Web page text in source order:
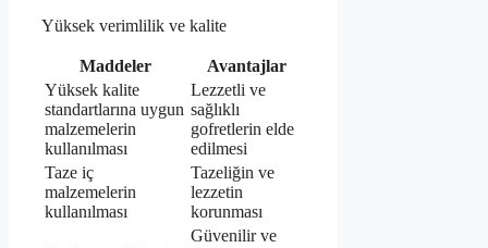
Yüksek verimlilik ve kalite
Maddeler
Avantajlar
Yüksek kalite
standartlarına uygun
malzemelerin
kullanılması
Lezzetli ve
sağlıklı
gofretlerin elde
edilmesi
Taze iç
malzemelerin
kullanılması
Tazeliğin ve
lezzetin
korunması
Güvenilir ve